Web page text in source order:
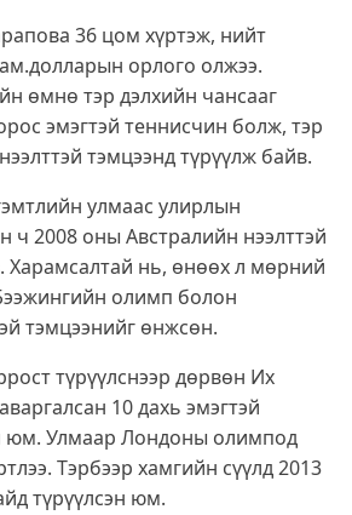
36 цом хүртэж, нийт
орлого олжээ.
өмнө тэр дэлхийн чансааг
эмэгтэй теннисчин болж, тэр
тэмцээнд түрүүлж байв.
улмаас улирлын
ч 2008 оны Австралийн нээлттэй
Харамсалтай нь, өнөөх л мөрний
олимп болон
тэмцээнийг өнжсөн.
түрүүлснээр дөрвөн Их
10 дахь эмэгтэй
юм. Улмаар Лондоны олимпод
Тэрбээр хамгийн сүүлд 2013
түрүүлсэн юм.